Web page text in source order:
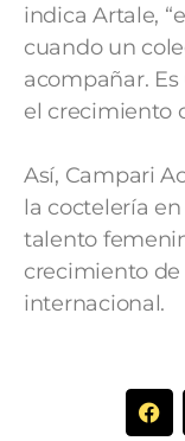
indica Artale,
cuando un
acompañar.
el crecimiento
Así, Campari
la coctelería
talento
crecimiento
internacional.